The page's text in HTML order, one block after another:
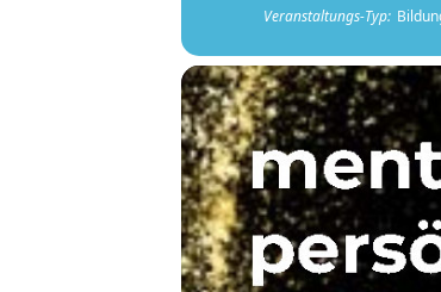
Veranstaltungs-Typ: